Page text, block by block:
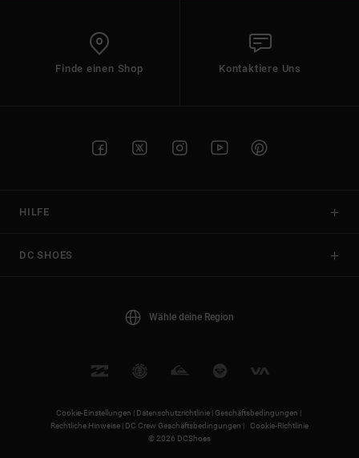
Finde einen Shop Kontaktiere Uns
HILFE
DC SHOES
Wähle deine Region
Cookie-Einstellungen | Datenschutzrichtlinie |Geschäftsbedingungen |
Rechtliche Hinweise | DC Crew Geschäftsbedingungen |
Cookie-Richtlinie
© 2026 DCShoes